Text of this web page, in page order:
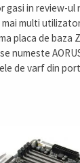
gasi in review-ul
multi
placa de baza
numeste
de varf din